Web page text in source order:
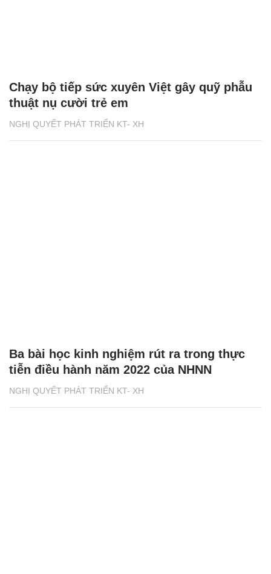
NGHỊ QUYẾT PHÁT TRIỂN KT- XH
Chạy bộ tiếp sức xuyên Việt gây quỹ phẫu
thuật nụ cười trẻ em
NGHỊ QUYẾT PHÁT TRIỂN KT- XH
Ba bài học kinh nghiệm rút ra trong thực
tiễn điều hành năm 2022 của NHNN